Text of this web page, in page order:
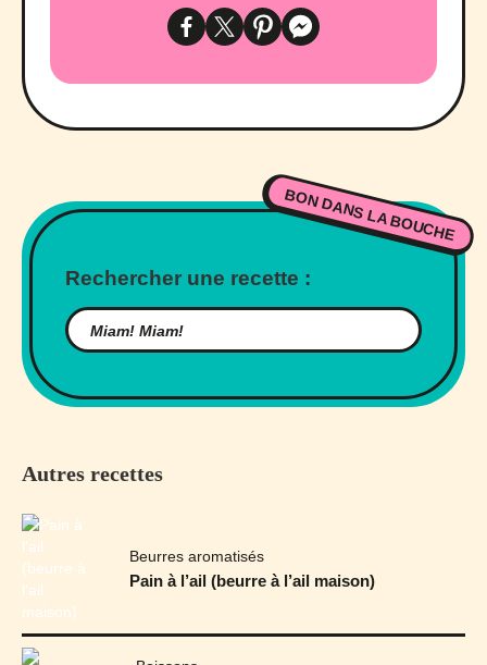
BON DANS LA BOUCHE
Rechercher une recette :
Autres recettes
Beurres aromatisés
Pain à l’ail (beurre à l’ail maison)